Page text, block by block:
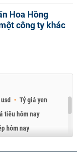
Hoa Hồng
công ty khác
Tỷ giá yen
tiêu hôm nay
hôm nay